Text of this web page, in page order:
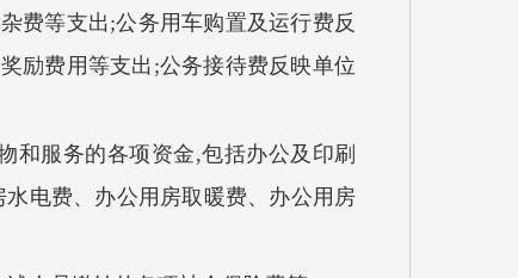
费等支出;公务用车购置及运行费反
励费用等支出;公务接待费反映单位
服务的各项资金,包括办公及印刷
电费、办公用房取暖费、办公用房